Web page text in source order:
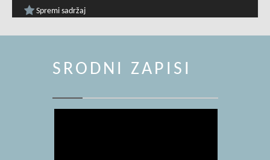
Spremi sadržaj
SRODNI ZAPISI